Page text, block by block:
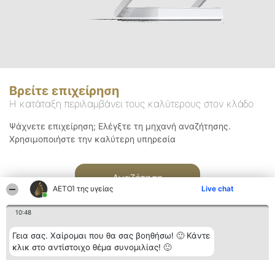
ΑΕΤΟΊ της υγείας Live chat
10:48
Γεια σας. Χαίρομαι που θα σας βοηθήσω! 🙂 Κάντε
κλικ στο αντίστοιχο θέμα συνομιλίας! 🙂
Βρείτε επιχείρηση
Η κατάταξη περιλαμβάνει τους καλύτερους στον κλάδο
Ψάχνετε επιχείρηση; Ελέγξτε τη μηχανή αναζήτησης.
Χρησιμοποιήστε την καλύτερη υπηρεσία
Αναζήτηση